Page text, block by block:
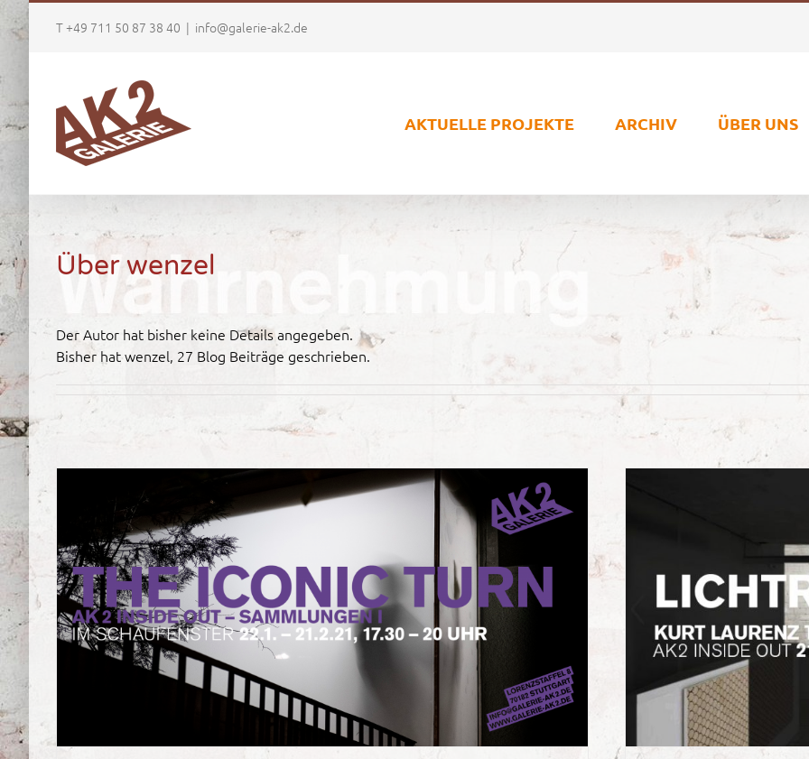
Zum
Inhalt
T +49 711 50 87 38 40 | info@galerie-ak2.de
AKTUELLE PROJEKTE ARCHIV ÜBER UNS
Überwenzel
Der Autor hat bisher keine Details angegeben.
Bisher hat wenzel, 27 Blog Beiträge geschrieben.